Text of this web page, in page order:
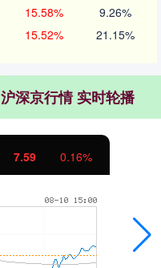
15.58% 9.26%
15.52% 21.15%
沪深京行情 实时轮播
-11.37 -1.00%